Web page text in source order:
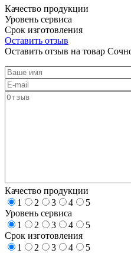
Качество продукции
Уровень сервиса
Срок изготовления
Оставить отзыв
Оставить отзыв на товар
Качество продукции
1
2 3 4
5
Уровень сервиса
1
2 3 4
5
Срок изготовления
1
2 3 4
5